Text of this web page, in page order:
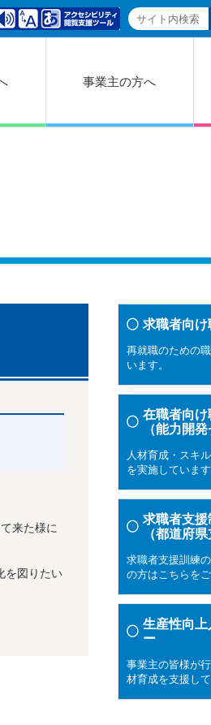
事業主の方へ
来た様に
を図りたい
求職者向
再就職のための
います。
在職者向
（能力開
人材育成・スキ
を実施しています
求職者支
（都道府県
求職者支援訓練
の方はこちらをご
生産性向上
ー
事業主の皆様が
材育成を支援して